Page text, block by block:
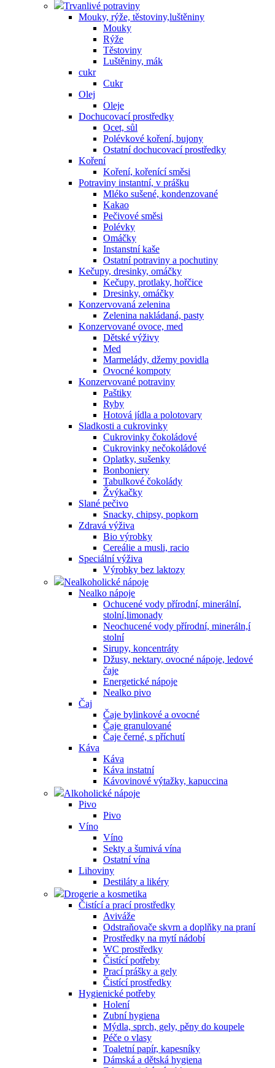
Trvanlivé potraviny
Mouky, rýže, těstoviny,luštěniny
Mouky
Rýže
Těstoviny
Luštěniny, mák
cukr
Cukr
Olej
Oleje
Dochucovací prostředky
Ocet, sůl
Polévkové koření, bujony
Ostatní dochucovací prostředky
Koření
Koření, kořenící směsi
Potraviny instantní, v prášku
Mléko sušené, kondenzované
Kakao
Pečivové směsi
Polévky
Omáčky
Instanstní kaše
Ostatní potraviny a pochutiny
Kečupy, dresinky, omáčky
Kečupy, protlaky, hořčice
Dresinky, omáčky
Konzervovaná zelenina
Zelenina nakládaná, pasty
Konzervované ovoce, med
Dětské výživy
Med
Marmelády, džemy povidla
Ovocné kompoty
Konzervované potraviny
Paštiky
Ryby
Hotová jídla a polotovary
Sladkosti a cukrovinky
Cukrovinky čokoládové
Cukrovinky nečokoládové
Oplatky, sušenky
Bonboniery
Tabulkové čokolády
Žvýkačky
Slané pečivo
Snacky, chipsy, popkorn
Zdravá výživa
Bio výrobky
Cereálie a musli, racio
Speciální výživa
Výrobky bez laktozy
Nealkoholické nápoje
Nealko nápoje
Ochucené vody přírodní, minerální,
stolní,limonady
Neochucené vody přírodní, mineráln,í
stolní
Sirupy, koncentráty
Džusy, nektary, ovocné nápoje, ledové
čaje
Energetické nápoje
Nealko pivo
Čaj
Čaje bylinkové a ovocné
Čaje granulované
Čaje černé, s příchutí
Káva
Káva
Káva instatní
Kávovinové výtažky, kapuccina
Alkoholické nápoje
Pivo
Pivo
Víno
Víno
Sekty a šumivá vína
Ostatní vína
Lihoviny
Destiláty a likéry
Drogerie a kosmetika
Čistící a prací prostředky
Aviváže
Odstraňovače skvrn a doplňky na praní
Prostředky na mytí nádobí
WC prostředky
Čistící potřeby
Prací prášky a gely
Čistící prostředky
Hygienické potřeby
Holení
Zubní hygiena
Mýdla, sprch, gely, pěny do koupele
Péče o vlasy
Toaletní papír, kapesníky
Dámská a dětská hygiena